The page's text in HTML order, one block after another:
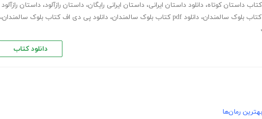
کتاب داستان کوتاه، دانلود داستان ایرانی، داستان ایرانی رایگان، داستان رازآلود، داستان رازآلود
کتاب بلوک سالمندان، دانلود pdf کتاب بلوک سالمندان ، دانلود پی دی اف کتاب بلوک سالمندان،
دانلود کتاب
رمان‌ها